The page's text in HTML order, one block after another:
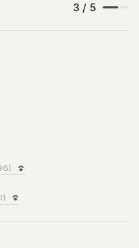
3 / 5